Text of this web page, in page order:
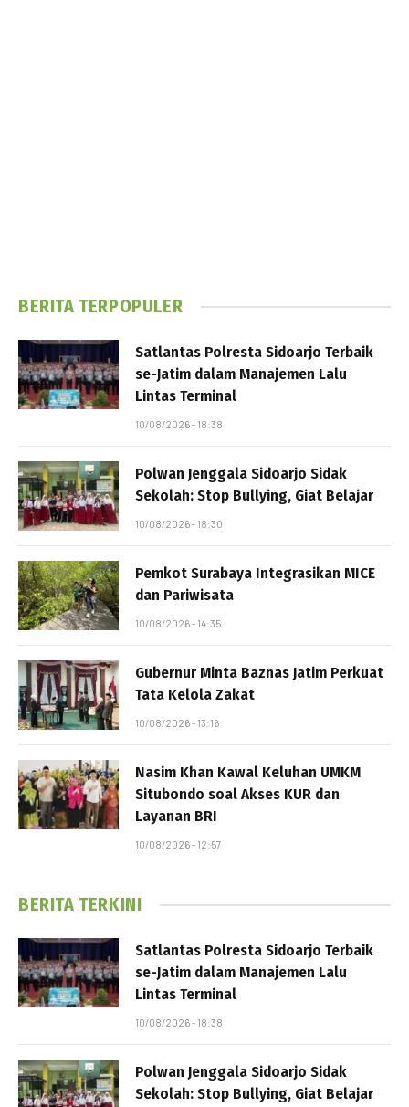
BERITA TERPOPULER
Satlantas Polresta Sidoarjo Terbaik
se-Jatim dalam Manajemen Lalu
Lintas Terminal
10/08/2026 - 18:38
Polwan Jenggala Sidoarjo Sidak
Sekolah: Stop Bullying, Giat Belajar
10/08/2026 - 18:30
Pemkot Surabaya Integrasikan MICE
dan Pariwisata
10/08/2026 - 14:35
Gubernur Minta Baznas Jatim Perkuat
Tata Kelola Zakat
10/08/2026 - 13:16
Nasim Khan Kawal Keluhan UMKM
Situbondo soal Akses KUR dan
Layanan BRI
10/08/2026 - 12:57
BERITA TERKINI
Satlantas Polresta Sidoarjo Terbaik
se-Jatim dalam Manajemen Lalu
Lintas Terminal
10/08/2026 - 18:38
Polwan Jenggala Sidoarjo Sidak
Sekolah: Stop Bullying, Giat Belajar